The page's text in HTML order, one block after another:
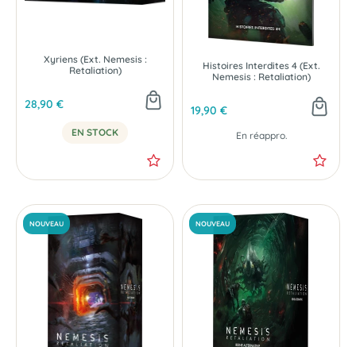
NOUVEAU
Xyriens (Ext. Nemesis :
Retaliation)
28,90 €
EN STOCK NOUVEAU
Histoires Interdites 4 (Ext.
Nemesis : Retaliation)
19,90 €
En réappro.